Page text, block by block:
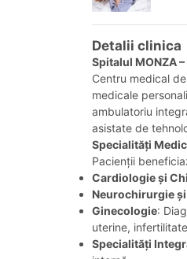
Detalii clinica
Spitalul MONZA
Centru medical
medicale
ambulatoriu
asistate de
Specialități
Pacienții
Cardiologie și
Neurochirurgie
Ginecologie:
uterine,
Specialități